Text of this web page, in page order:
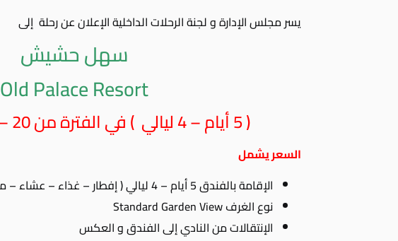
يسر مجلس الإدارة و لجنة الرحلات الداخلية الإعلان عن رحلة إلى
سهل حشيش
Old Palace Resort
( 5 أيام – 4 ليالي ) في الفترة من 20 – 24 يونيو 2022
السعر يشمل
الإقامة بالفندق 5 أيام – 4 ليالي ( إفطار – غذاء – عشاء – مشروبات )
نوع الغرف Standard Garden View
الإنتقالات من النادي إلى الفندق و العكس